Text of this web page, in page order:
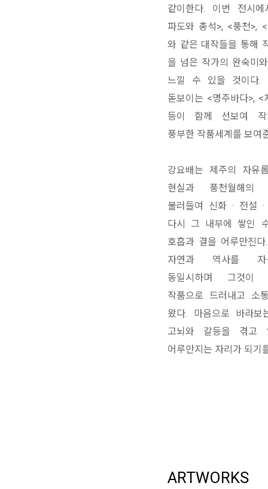
같이한다. 이번 전시
파도와 총석>, <풍천>,
와 같은 대작들을 통해
을 넘은 작가의 완숙미
느낄 수 있을 것이다.
돋보이는 <명주바다>, <
등이 함께 선보여 작
풍부한 작품세계를 보여
강요배는 제주의 자유
현실과 풍천월해의
불러들여 신화 · 전설
다시 그 내부에 쌓인
호흡과 결을 어루만진
자연과 역사를 자
동일시하며 그것이
작품으로 드러내고 소
왔다. 마음으로 바라
고뇌와 갈등을 겪고
어루만지는 자리가 되기
ARTWORKS